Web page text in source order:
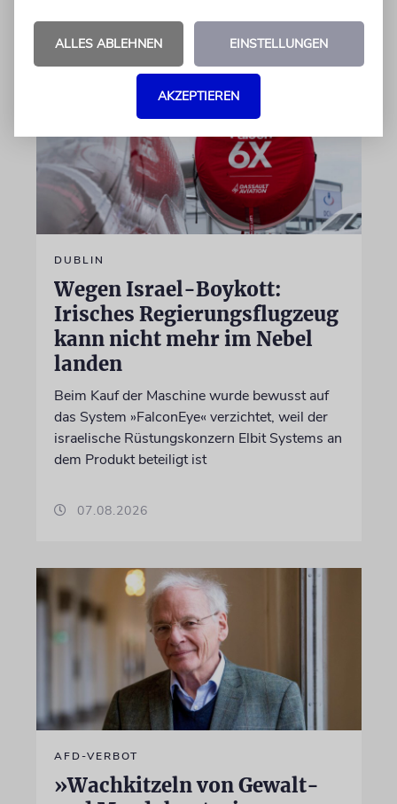
DUBLIN
Wegen Israel-Boykott:
Irisches Regierungsflugzeug
kann nicht mehr im Nebel
landen
Beim Kauf der Maschine wurde bewusst auf
das System »FalconEye« verzichtet, weil der
israelische Rüstungskonzern Elbit Systems an
dem Produkt beteiligt ist
07.08.2026
AFD-VERBOT
»Wachkitzeln von Gewalt-
ALLES ABLEHNEN EINSTELLUNGEN
AKZEPTIEREN